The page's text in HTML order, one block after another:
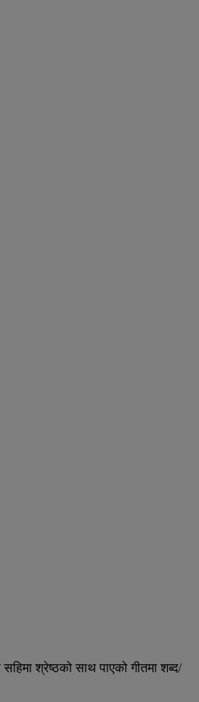
श्रेष्ठको साथ पाएको गीतमा शब्द/